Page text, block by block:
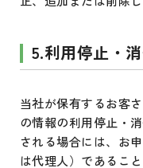
5.利用停止・
当社が保有するお客
の情報の利用停止・
される場合には、お
は代理人）であるこ